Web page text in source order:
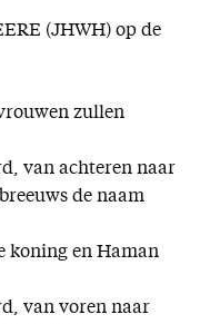
(JHWH) op de
zullen
van achteren naar
de naam
koning en Haman
van voren naar